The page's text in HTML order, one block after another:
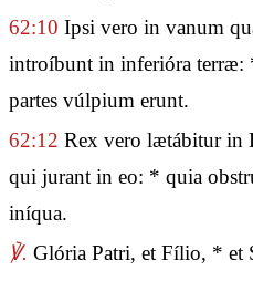
62:10 Ipsi vero in vanum
introíbunt in inferióra terræ:
partes vúlpium erunt.
62:12 Rex vero lætábitur in
qui jurant in eo: * quia
iníqua.
℣. Glória Patri, et Fílio, * et